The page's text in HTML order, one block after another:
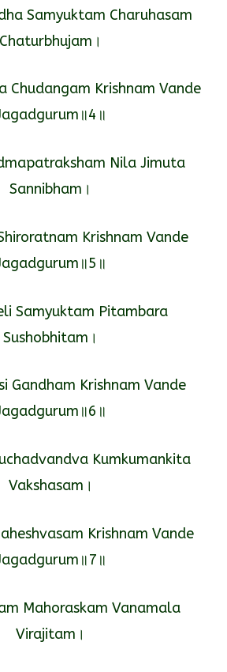
Samyuktam Charuhasam
Chaturbhujam।
Chudangam Krishnam Vande
Nila Jimuta
Sannibham।
Krishnam Vande
Samyuktam Pitambara
Sushobhitam।
Gandham Krishnam Vande
Kumkumankita
Vakshasam।
Krishnam Vande
Mahoraskam Vanamala
Virajitam।